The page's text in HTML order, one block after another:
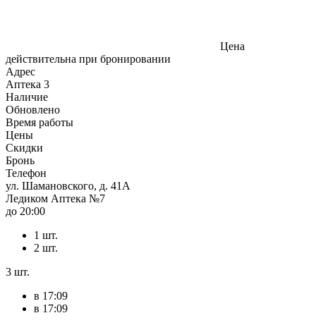
Цена
действительна при бронировании
Адрес
Аптека 3
Наличие
Обновлено
Время работы
Цены
Скидки
Бронь
Телефон
ул. Шамановского, д. 41А
Ледиком Аптека №7
до 20:00
1 шт.
2 шт.
3 шт.
в 17:09
в 17:09